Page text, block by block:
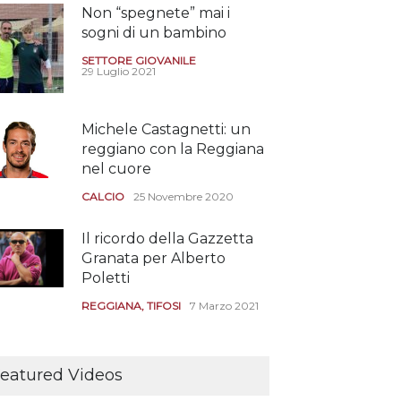
Non “spegnete” mai i
sogni di un bambino
SETTORE GIOVANILE
29 Luglio 2021
Michele Castagnetti: un
reggiano con la Reggiana
nel cuore
CALCIO 25 Novembre 2020
Il ricordo della Gazzetta
Granata per Alberto
Poletti
REGGIANA, TIFOSI 7 Marzo 2021
assistere agli allenamenti
Videos